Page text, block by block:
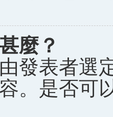
麼？
發表者選
。是否可